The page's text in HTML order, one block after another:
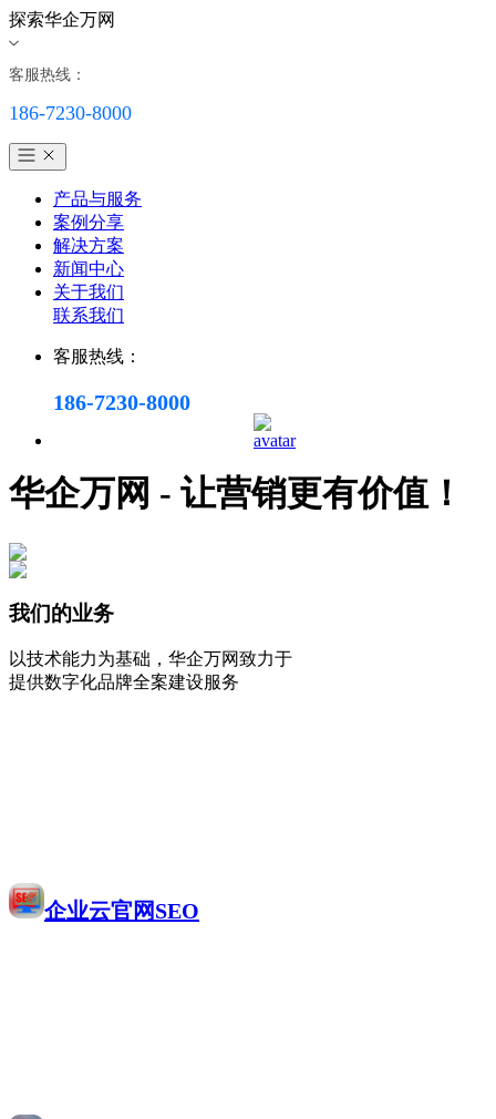
探索华企万网
客服热线：
186-7230-8000
产品与服务
案例分享
解决方案
新闻中心
关于我们
联系我们
客服热线：
186-7230-8000
华企万网 - 让营销更有价值！
我们的业务
以技术能力为基础，华企万网致力于
提供数字化品牌全案建设服务
企业云官网SEO